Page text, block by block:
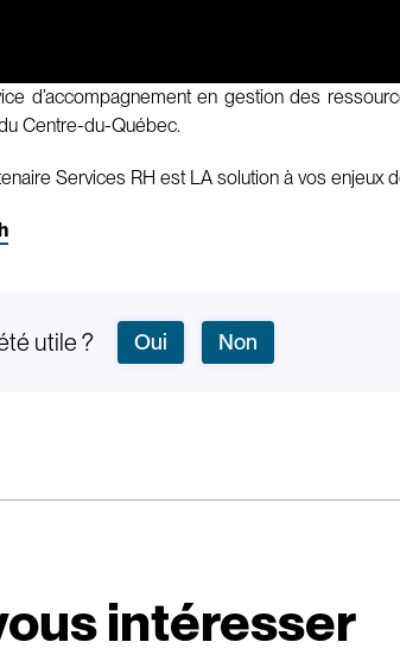
d’accompagnement en gestion des
Centre-du-Québec.
Services RH est LA solution à vos enjeux
utile ? Oui Non
intéresser